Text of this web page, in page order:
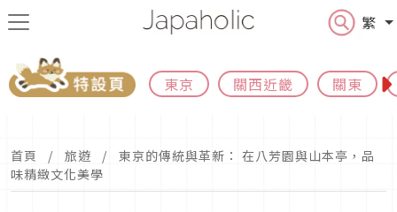
繁
東京 關西近畿 關東
首頁 旅遊
東京的傳統與革新： 在八芳園與山本亭，品
味精緻文化美學